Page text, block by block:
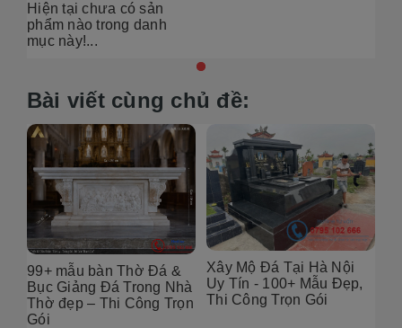
Hiện tại chưa có sản
phẩm nào trong danh
mục này!...
Bài viết cùng chủ đề:
99+ mẫu bàn Thờ Đá &
Bục Giảng Đá Trong Nhà
Thờ đẹp – Thi Công Trọn
Gói
Xây Mộ Đá Tại Hà Nội
Uy Tín - 100+ Mẫu Đẹp,
Thi Công Trọn Gói